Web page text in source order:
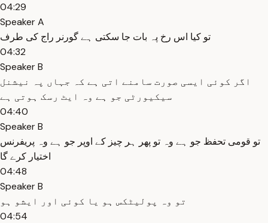
04:29
Speaker A
تو کیا اس رخ پہ بات جا سکتی ہے گورنر راج کی طرف
04:32
Speaker B
اگر کوئی ایسی صورت سامنے اتی ہے کہ جہاں پہ نیشنل
سیکیورٹی جو ہے وہ ایٹ رسک ہوتی ہے
04:40
Speaker B
تو قومی تحفظ جو ہے وہ تو پھر ہر چیز کے اوپر جو ہے وہ پریفرنس
اختیار کرے گا
04:48
Speaker B
تو وہ پولیٹکس ہو یا کوئی اور ایشو ہو
04:54